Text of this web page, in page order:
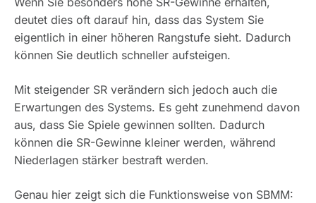
deutet dies oft darauf hin, dass das System Sie
eigentlich in einer höheren Rangstufe sieht. Dadurch
können Sie deutlich schneller aufsteigen.
Mit steigender SR verändern sich jedoch auch die
Erwartungen des Systems. Es geht zunehmend davon
aus, dass Sie Spiele gewinnen sollten. Dadurch
können die SR-Gewinne kleiner werden, während
Niederlagen stärker bestraft werden.
Genau hier zeigt sich die Funktionsweise von SBMM: